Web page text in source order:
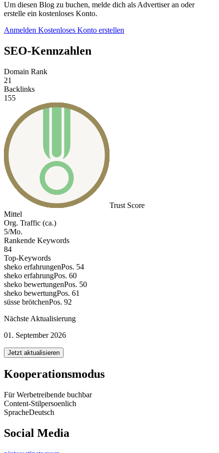
Um diesen Blog zu buchen, melde dich als Advertiser an oder
erstelle ein kostenloses Konto.
Anmelden Kostenloses Konto erstellen
SEO-Kennzahlen
Domain Rank
21
Backlinks
155
Trust Score
Mittel
Org. Traffic (ca.)
5/Mo.
Rankende Keywords
84
Top-Keywords
sheko erfahrungenPos. 54
sheko erfahrungPos. 60
sheko bewertungenPos. 50
sheko bewertungPos. 61
süsse brötchenPos. 92
Nächste Aktualisierung
01. September 2026
Jetzt aktualisieren
Kooperationsmodus
Für Werbetreibende buchbar
Content-Stilpersoenlich
SpracheDeutsch
Social Media